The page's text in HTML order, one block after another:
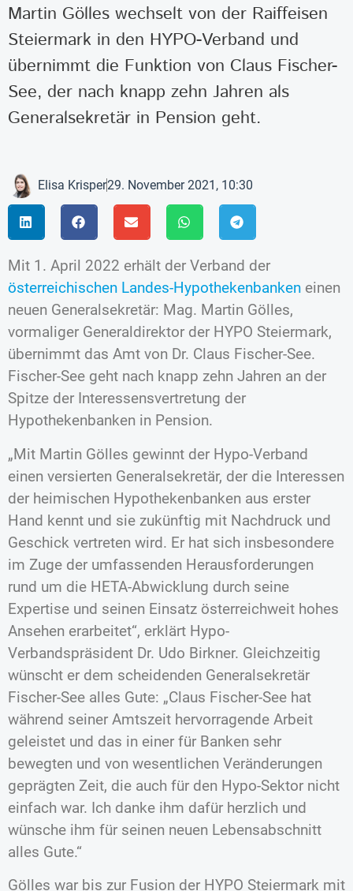
Martin Gölles wechselt von der Raiffeisen
Steiermark in den HYPO-Verband und
übernimmt die Funktion von Claus Fischer-
See, der nach knapp zehn Jahren als
Generalsekretär in Pension geht.
Elisa Krisper29. November 2021, 10:30
Mit 1. April 2022 erhält der Verband der
österreichischen Landes-Hypothekenbanken einen
neuen Generalsekretär: Mag. Martin Gölles,
vormaliger Generaldirektor der HYPO Steiermark,
übernimmt das Amt von Dr. Claus Fischer-See.
Fischer-See geht nach knapp zehn Jahren an der
Spitze der Interessensvertretung der
Hypothekenbanken in Pension.
„Mit Martin Gölles gewinnt der Hypo-Verband
einen versierten Generalsekretär, der die Interessen
der heimischen Hypothekenbanken aus erster
Hand kennt und sie zukünftig mit Nachdruck und
Geschick vertreten wird. Er hat sich insbesondere
im Zuge der umfassenden Herausforderungen
rund um die HETA-Abwicklung durch seine
Expertise und seinen Einsatz österreichweit hohes
Ansehen erarbeitet“, erklärt Hypo-
Verbandspräsident Dr. Udo Birkner. Gleichzeitig
wünscht er dem scheidenden Generalsekretär
Fischer-See alles Gute: „Claus Fischer-See hat
während seiner Amtszeit hervorragende Arbeit
geleistet und das in einer für Banken sehr
bewegten und von wesentlichen Veränderungen
geprägten Zeit, die auch für den Hypo-Sektor nicht
einfach war. Ich danke ihm dafür herzlich und
wünsche ihm für seinen neuen Lebensabschnitt
alles Gute.“
Gölles war bis zur Fusion der HYPO Steiermark mit